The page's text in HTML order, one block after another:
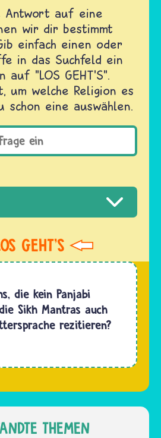
Antwort auf eine
wir dir bestimmt
einfach einen oder
in das Suchfeld ein
auf "LOS GEHT'S".
um welche Religion es
schon eine auswählen.
die kein Panjabi
Sikh Mantras auch
rezitieren?
THEMEN